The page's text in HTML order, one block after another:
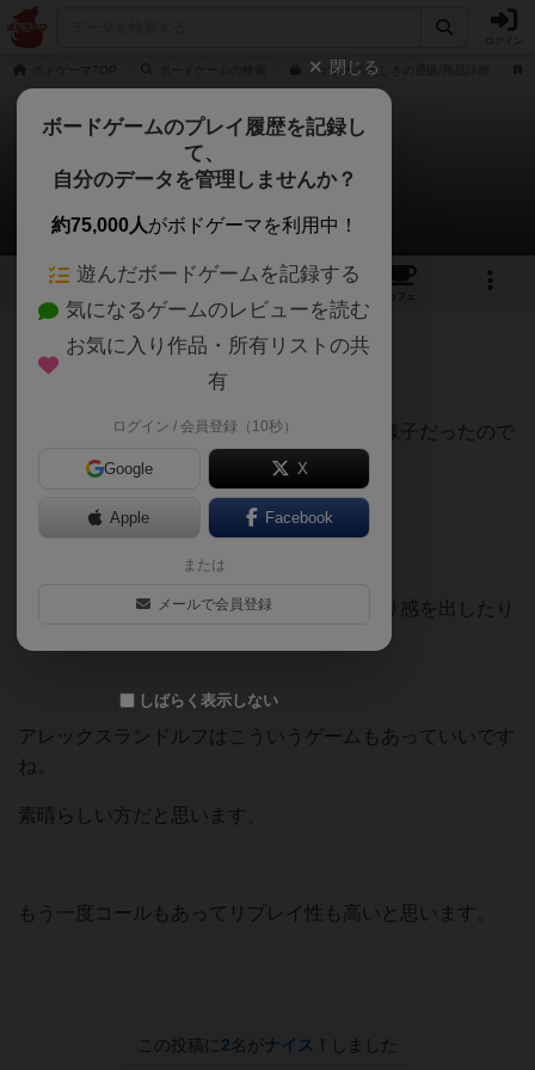
ハゲタカのえじきの通販/商品詳細
ハゲタカのえじき
くみさんのレビュー
14 9 88
カフェ
107名 2名 0 約1ヶ月前
息子の友達が来てテレビゲームに飽きてた様子だったので
やってみました。
インストが楽なのがいいですね。
バッティングした時の悲鳴と、してやったり感を出したり
なかなか楽しめました。
アレックスランドルフはこういうゲームもあっていいです
ね。
素晴らしい方だと思います。
もう一度コールもあってリプレイ性も高いと思います。
この投稿に 2名がナイス！ しました
閉じる
ボードゲームのプレイ履歴を記録し
て、
自分のデータを管理しませんか？
約75,000人がボドゲーマを利用中！
遊んだボードゲームを記録する
気になるゲームのレビューを読む
お気に入り作品・所有リストの共
有
ログイン / 会員登録（10秒）
Google X
Apple Facebook
または
メールで会員登録
しばらく表示しない